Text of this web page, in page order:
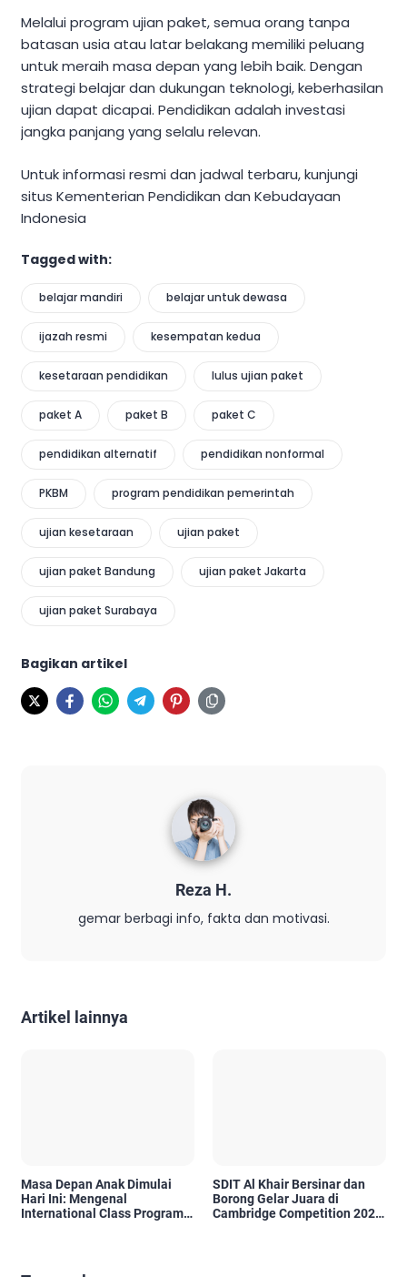
Melalui program ujian paket, semua orang tanpa
batasan usia atau latar belakang memiliki peluang
untuk meraih masa depan yang lebih baik. Dengan
strategi belajar dan dukungan teknologi, keberhasilan
ujian dapat dicapai. Pendidikan adalah investasi
jangka panjang yang selalu relevan.
Untuk informasi resmi dan jadwal terbaru, kunjungi
situs Kementerian Pendidikan dan Kebudayaan
Indonesia
Tagged with:
belajar mandiri belajar untuk dewasa
ijazah resmi kesempatan kedua
kesetaraan pendidikan lulus ujian paket
paket A paket B paket C
pendidikan alternatif pendidikan nonformal
PKBM program pendidikan pemerintah
ujian kesetaraan ujian paket
ujian paket Bandung ujian paket Jakarta
ujian paket Surabaya
Bagikan artikel
Reza H.
gemar berbagi info, fakta dan motivasi.
Artikel lainnya
Masa Depan Anak Dimulai
Hari Ini: Mengenal
International Class Program
SDIT Al Khair Bersinar dan
Borong Gelar Juara di
Cambridge Competition 2026